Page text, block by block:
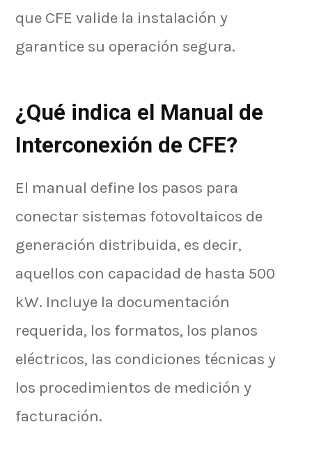
que CFE valide la instalación y
garantice su operación segura.
¿Qué indica el Manual de
Interconexión de CFE?
El manual define los pasos para
conectar sistemas fotovoltaicos de
generación distribuida, es decir,
aquellos con capacidad de hasta 500
kW. Incluye la documentación
requerida, los formatos, los planos
eléctricos, las condiciones técnicas y
los procedimientos de medición y
facturación.